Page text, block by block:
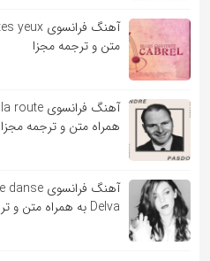
متن و ترجمه مجزا
همراه متن و ترجمه مجزا
Delva به همراه متن و ترجمه مجزا